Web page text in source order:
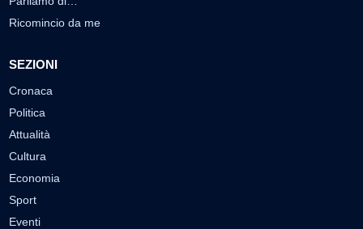
Ricomincio da me
SEZIONI
Cronaca
Politica
Attualità
Cultura
Economia
Sport
Eventi